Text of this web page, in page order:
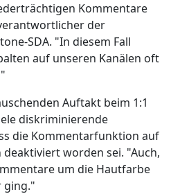
Kommentare
der
SDA. "In diesem Fall
auf unseren Kanälen oft
Auftakt beim 1:1
diskriminierende
die Kommentarfunktion auf
deaktiviert worden sei. "Auch,
um die Hautfarbe
ging."